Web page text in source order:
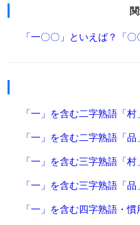
「一〇〇」といえば？ 「
「一」を含む二字熟語 「
「一」を含む二字熟語 「
「一」を含む三字熟語 「
「一」を含む三字熟語 「
「一」を含む四字熟語・